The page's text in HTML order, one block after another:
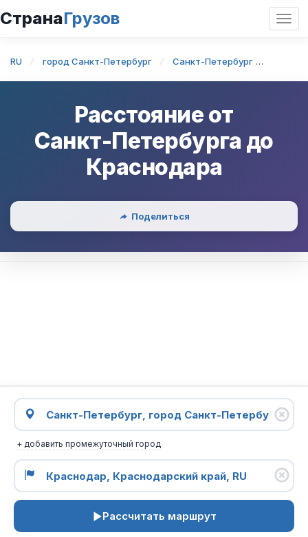
СтранаГрузов
RU город Санкт-Петербург Санкт-Петербург
Расстояние от
Санкт-Петербурга до
Краснодара
Поделиться
+ добавить промежуточный город
Рассчитать маршрут